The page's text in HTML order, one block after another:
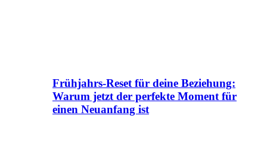
Frühjahrs-Reset für deine Beziehung:
Warum jetzt der perfekte Moment für
einen Neuanfang ist